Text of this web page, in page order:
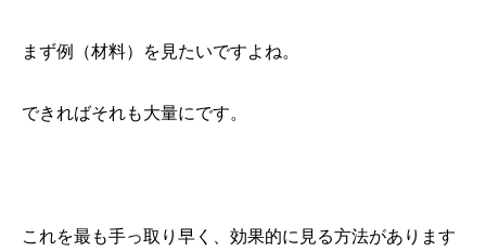
まず例（材料）を見たいですよね。
できればそれも大量にです。
これを最も手っ取り早く、効果的に見る方法があります